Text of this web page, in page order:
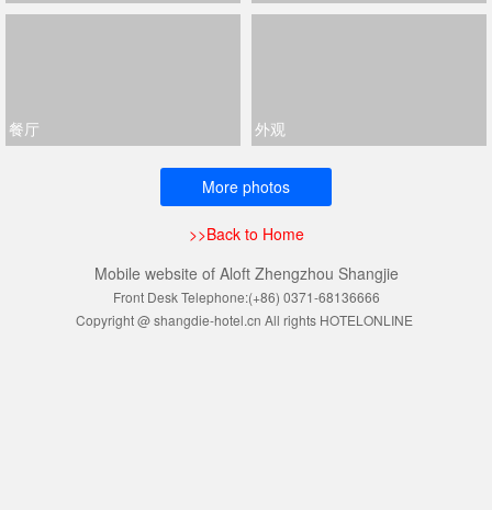
餐厅 外观
More photos
>>Back to Home
Mobile website of Aloft Zhengzhou Shangjie
Front Desk Telephone:(+86) 0371-68136666
Copyright @ shangdie-hotel.cn All rights HOTELONLINE